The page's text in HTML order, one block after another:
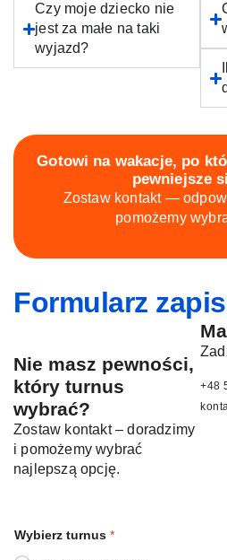
Czy moje dziecko nie
jest za małe na taki
wyjazd?
Gotowi na wakacje, po
pewniejsze
Zostaw kontakt —
pomożemy
Formularz
Nie masz pewności,
który turnus
wybrać?
Zostaw kontakt – doradzimy
i pomożemy wybrać
najlepszą opcję.
Wybierz turnus *
+48